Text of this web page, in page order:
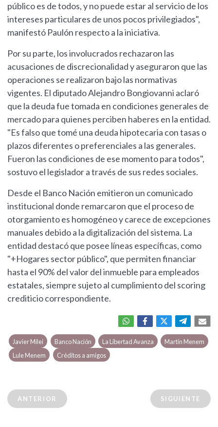
público es de todos, y no puede estar al servicio de los
intereses particulares de unos pocos privilegiados",
manifestó Paulón respecto a la iniciativa.
Por su parte, los involucrados rechazaron las
acusaciones de discrecionalidad y aseguraron que las
operaciones se realizaron bajo las normativas
vigentes. El diputado Alejandro Bongiovanni aclaró
que la deuda fue tomada en condiciones generales de
mercado para quienes perciben haberes en la entidad.
"Es falso que tomé una deuda hipotecaria con tasas o
plazos diferentes o preferenciales a las generales.
Fueron las condiciones de ese momento para todos",
sostuvo el legislador a través de sus redes sociales.
Desde el Banco Nación emitieron un comunicado
institucional donde remarcaron que el proceso de
otorgamiento es homogéneo y carece de excepciones
manuales debido a la digitalización del sistema. La
entidad destacó que posee líneas específicas, como
"+Hogares sector público", que permiten financiar
hasta el 90% del valor del inmueble para empleados
estatales, siempre sujeto al cumplimiento del scoring
crediticio correspondiente.
Javier Milei Banco Nación La Libertad Avanza
Martín Menem
Lule Menem
Créditos a amigos
ANTERIOR SIGUIENTE